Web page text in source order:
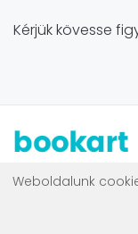
Kérjük kövesse
Weboldalunk